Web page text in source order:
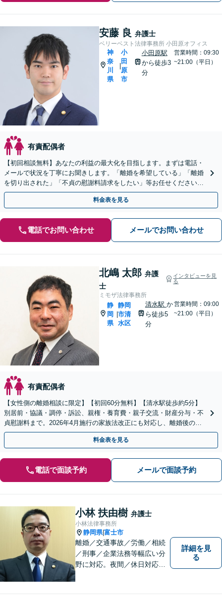
安藤 良 弁護士
ベリーベスト法律事務所 小田原オフィス
神
奈
川
県
小
田
原
市
小田原駅
から徒歩3
分
営業時間：09:30
~21:00（平日）
有責配偶者
【初回相談無料】あなたの利益の最大化を目指します。まずは電話・
メールで状況を丁寧にお聞きします。「離婚を希望している」「離婚
を切り出された」「不貞の慰謝料請求をしたい」等お任せください。
【リーズナブルな料金設定】
料金表を見る
電話でお問い合わせ メールでお問い合わせ
北嶋 太郎 弁護
士
インタビューを見
る
ミモザ法律事務所
静
岡
県
|
静岡
市清
水区
清水駅 か
ら徒歩5
分
営業時間：09:00
~21:00（平日）
有責配偶者
【女性側の離婚相談に限定】【初回60分無料】【清水駅徒歩約5分】
別居前・協議・調停・訴訟、親権・養育費・親子交流・財産分与・不
貞慰謝料まで。2026年4月施行の家族法改正にも対応し、離婚後の生
活を見据えて解決を支えます。
料金表を見る
電話で面談予約 メールで面談予約
小林 扶由樹 弁護士
小林法律事務所
静岡県|富士市
離婚／交通事故／労働／相続
／刑事／企業法務等幅広い分
野に対応。夜間／休日対応
っていません
詳細を見
る